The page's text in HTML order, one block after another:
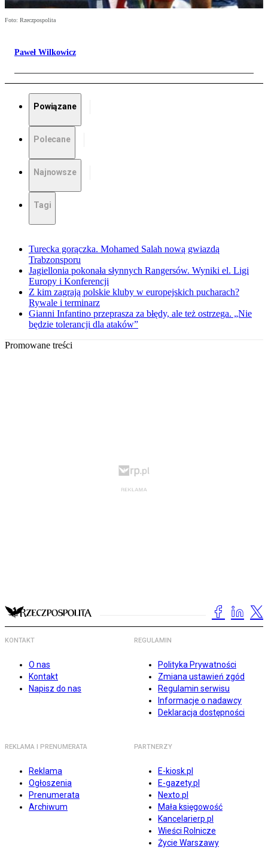
Foto: Rzeczpospolita
Paweł Wilkowicz
Powiązane
Polecane
Najnowsze
Tagi
Turecka gorączka. Mohamed Salah nową gwiazdą
Trabzonsporu
Jagiellonia pokonała słynnych Rangersów. Wyniki el. Ligi
Europy i Konferencji
Z kim zagrają polskie kluby w europejskich pucharach?
Rywale i terminarz
Gianni Infantino przeprasza za błędy, ale też ostrzega. „Nie
będzie tolerancji dla ataków”
Promowane treści
KONTAKT
O nas
Kontakt
Napisz do nas
REGULAMIN
Polityka Prywatności
Zmiana ustawień zgód
Regulamin serwisu
Informacje o nadawcy
Deklaracja dostępności
REKLAMA I PRENUMERATA
Reklama
Ogłoszenia
Prenumerata
Archiwum
PARTNERZY
E-kiosk.pl
E-gazety.pl
Nexto.pl
Mała księgowość
Kancelarierp.pl
Wieści Rolnicze
Życie Warszawy